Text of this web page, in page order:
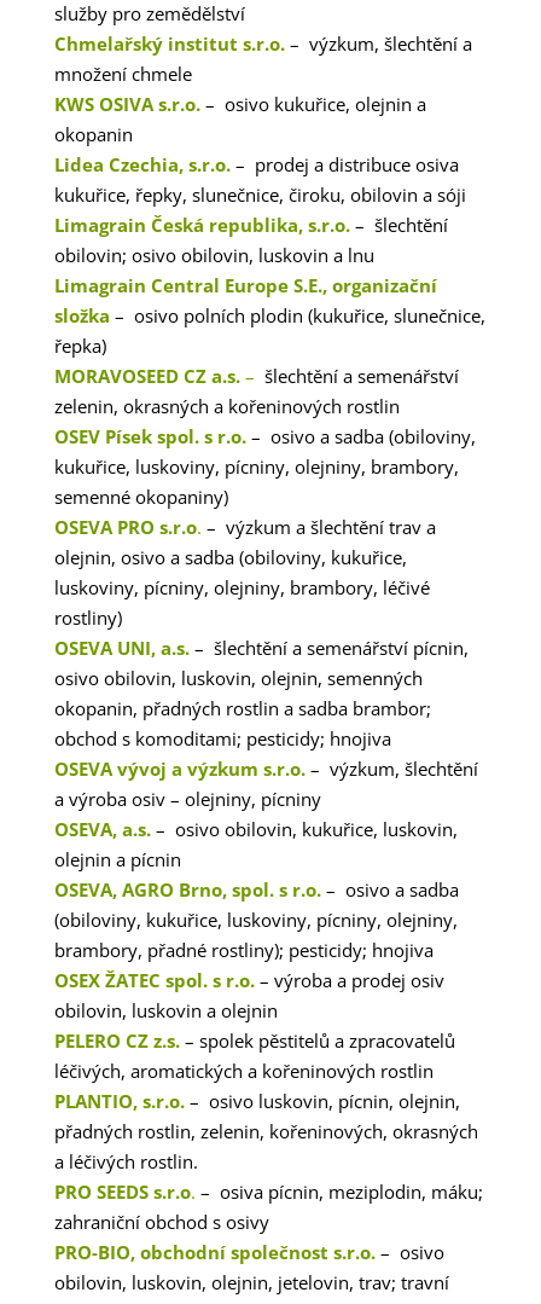
služby pro zemědělství
Chmelařský institut s.r.o.– výzkum, šlechtění a
množení chmele
KWS OSIVA s.r.o. – osivo kukuřice, olejnin a
okopanin
Lidea Czechia, s.r.o.– prodej a distribuce osiva
kukuřice, řepky, slunečnice, čiroku, obilovin a sóji
Limagrain Česká republika, s.r.o.– šlechtění
obilovin; osivo obilovin, luskovin a lnu
Limagrain Central Europe S.E., organizační
složka – osivo polních plodin (kukuřice, slunečnice,
řepka)
MORAVOSEED CZ a.s.– šlechtění a semenářství
zelenin, okrasných a kořeninových rostlin
OSEV Písek spol. s r.o. – osivo a sadba (obiloviny,
kukuřice, luskoviny, pícniny, olejniny, brambory,
semenné okopaniny)
OSEVA PRO s.r.o. – výzkum a šlechtění trav a
olejnin, osivo a sadba (obiloviny, kukuřice,
luskoviny, pícniny, olejniny, brambory, léčivé
rostliny)
OSEVA UNI, a.s.– šlechtění a semenářství pícnin,
osivo obilovin, luskovin, olejnin, semenných
okopanin, přadných rostlin a sadba brambor;
obchod s komoditami; pesticidy; hnojiva
OSEVA vývoj a výzkum s.r.o.– výzkum, šlechtění
a výroba osiv – olejniny, pícniny
OSEVA, a.s. – osivo obilovin, kukuřice, luskovin,
olejnin a pícnin
OSEVA, AGRO Brno, spol. s r.o.– osivo a sadba
(obiloviny, kukuřice, luskoviny, pícniny, olejniny,
brambory, přadné rostliny); pesticidy; hnojiva
OSEX ŽATEC spol. s r.o.– výroba a prodej osiv
obilovin, luskovin a olejnin
PELERO CZ z.s. – spolek pěstitelů a zpracovatelů
léčivých, aromatických a kořeninových rostlin
PLANTIO, s.r.o.– osivo luskovin, pícnin, olejnin,
přadných rostlin, zelenin, kořeninových, okrasných
a léčivých rostlin.
PRO SEEDS s.r.o. – osiva pícnin, meziplodin, máku;
zahraniční obchod s osivy
PRO-BIO, obchodní společnost s.r.o.– osivo
obilovin, luskovin, olejnin, jetelovin, trav; travní